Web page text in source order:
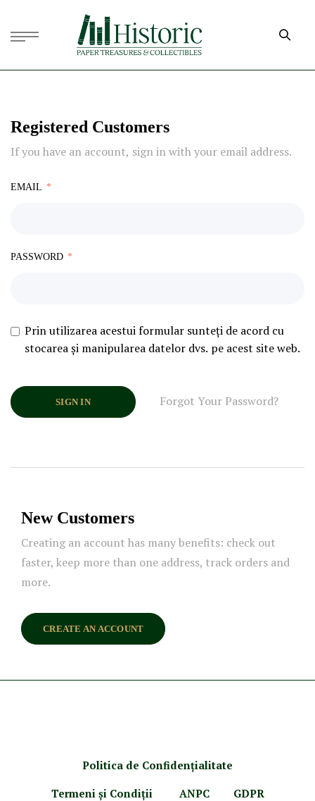
Registered Customers
If you have an account, sign in with your email address.
EMAIL
PASSWORD
Prin utilizarea acestui formular sunteți de acord cu
stocarea și manipularea datelor dvs. pe acest site web.
SIGN IN Forgot Your Password?
New Customers
Creating an account has many benefits: check out
faster, keep more than one address, track orders and
more.
CREATE AN ACCOUNT
Politica de Confidenţialitate
Termeni şi Condiţii
ANPC
GDPR